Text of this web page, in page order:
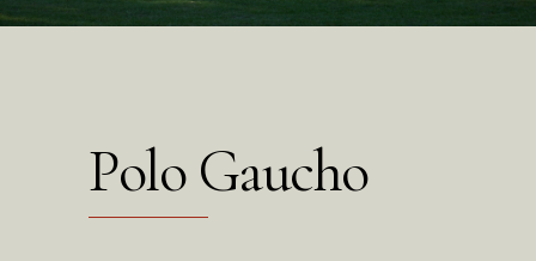
Polo Gaucho